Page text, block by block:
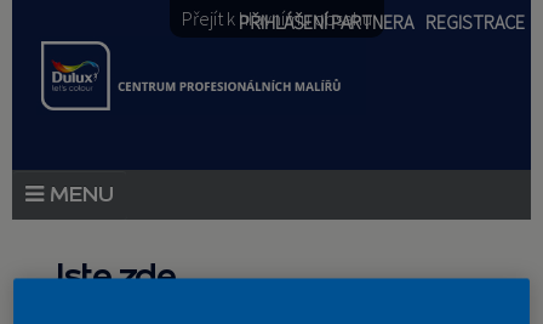
Přejít k hlavnímu obsahu
PŘIHLÁŠENÍ PARTNERA REGISTRACE
Jste zde